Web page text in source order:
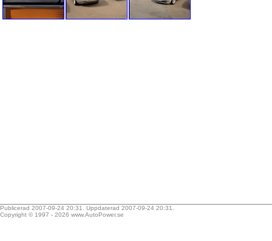
Publicerad 2007-09-24 20:31. Uppdaterad 2007-09-24 20:31.
Copyright © 1997 - 2026 www.AutoPower.se